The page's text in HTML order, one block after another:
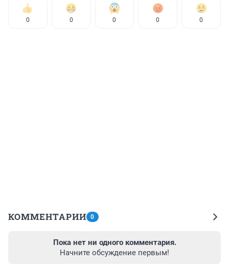
0 0 0 0 0
КОММЕНТАРИИ 0
Пока нет ни одного комментария.
Начните обсуждение первым!